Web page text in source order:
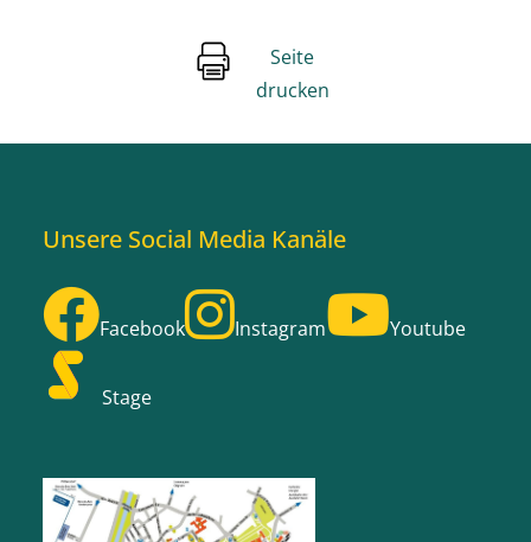
Seite
drucken
Unsere Social Media Kanäle
Facebook Instagram Youtube
Stage